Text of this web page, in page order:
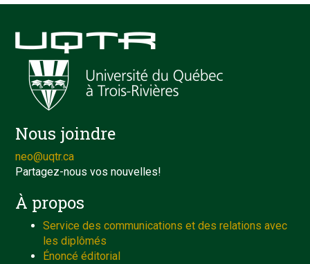
Nous joindre
neo@uqtr.ca
Partagez-nous vos nouvelles!
À propos
Service des communications et des relations avec
les diplômés
Énoncé éditorial